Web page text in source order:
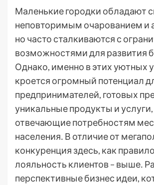
Маленькие городки обладают
неповторимым очарованием и
но часто сталкиваются с
возможностями для развития
Однако, именно в этих уютных
кроется огромный потенциал
предпринимателей, готовых
уникальные продукты и услуги,
отвечающие потребностям
населения․ В отличие от
конкуренция здесь, как
лояльность клиентов – выше․
перспективные бизнес идеи,